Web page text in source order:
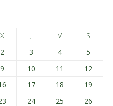
X J V
S
2 3 4
5
9 10 11
12
17 18
19
24 25
26